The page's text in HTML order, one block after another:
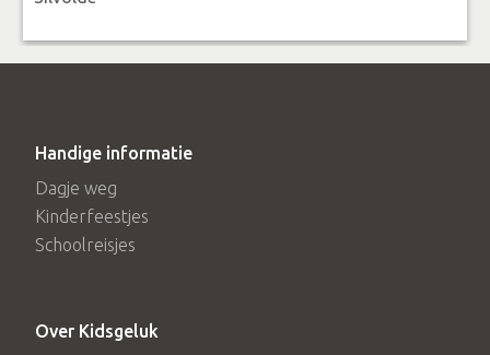
Handige informatie
Dagje weg
Kinderfeestjes
Schoolreisjes
Over Kidsgeluk